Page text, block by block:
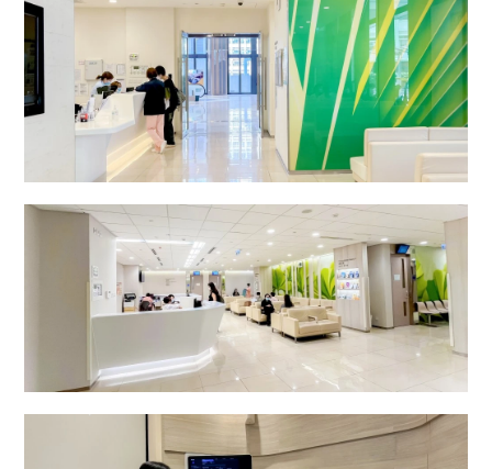
二十四小时门诊部 (普通科)
专科门诊部